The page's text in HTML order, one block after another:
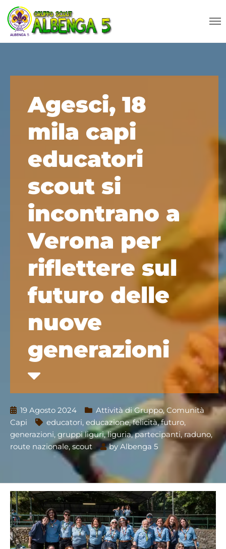
Agesci, 18
mila capi
educatori
scout si
incontrano a
Verona per
riflettere sul
futuro delle
nuove
generazioni
19 Agosto 2024 Attività di Gruppo, Comunità
Capi
educatori, educazione,felicità,futuro,
generazioni, gruppi liguri,liguria,partecipanti,raduno,
route nazionale, scout by Albenga 5